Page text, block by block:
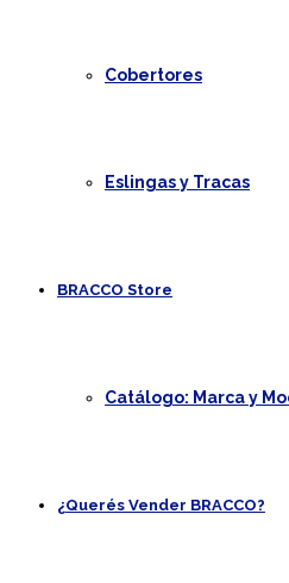
Cobertores
Eslingas y Tracas
BRACCO Store
Catálogo: Marca y
¿Querés Vender BRACCO?